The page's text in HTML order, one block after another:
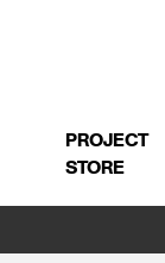
PROJECT
STORE